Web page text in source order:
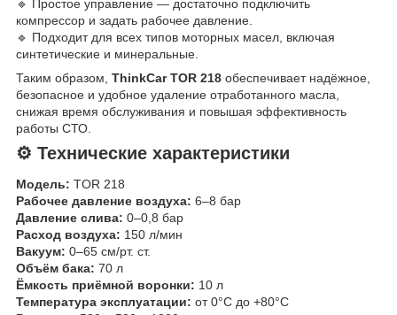
🔹 Простое управление — достаточно подключить
компрессор и задать рабочее давление.
🔹 Подходит для всех типов моторных масел, включая
синтетические и минеральные.
Таким образом, ThinkCar TOR 218 обеспечивает надёжное,
безопасное и удобное удаление отработанного масла,
снижая время обслуживания и повышая эффективность
работы СТО.
⚙️ Технические характеристики
Модель: TOR 218
Рабочее давление воздуха: 6–8 бар
Давление слива: 0–0,8 бар
Расход воздуха: 150 л/мин
Вакуум: 0–65 см/рт. ст.
Объём бака: 70 л
Ёмкость приёмной воронки: 10 л
Температура эксплуатации: от 0°C до +80°C